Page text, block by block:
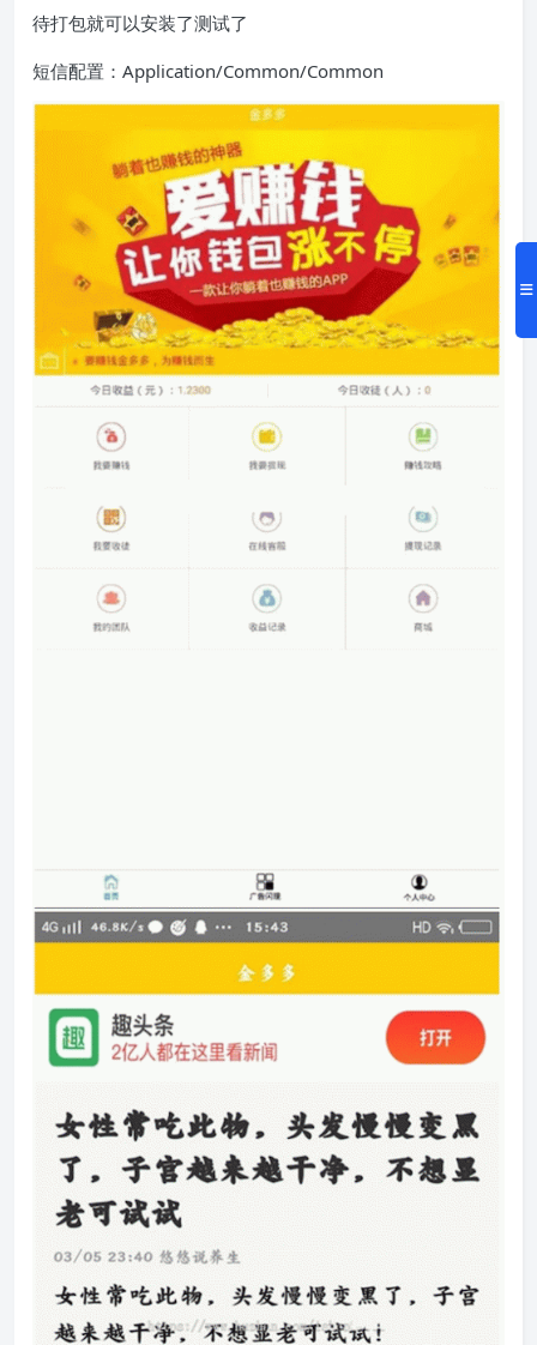
待打包就可以安装了测试了
短信配置：Application/Common/Common